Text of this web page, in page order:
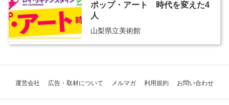
ポップ・アート 時代を変えた4
人
山梨県立美術館
運営会社 広告・取材について メルマガ 利用規約 お問い合わせ